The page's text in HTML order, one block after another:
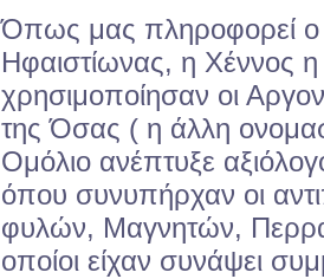
Όπως μας πληροφορεί ο
Ηφαιστίωνας, η Χέννος
χρησιμοποίησαν οι
της Όσας ( η άλλη
Ομόλιο ανέπτυξε
όπου συνυπήρχαν οι
φυλών, Μαγνητών,
οποίοι είχαν συνάψει